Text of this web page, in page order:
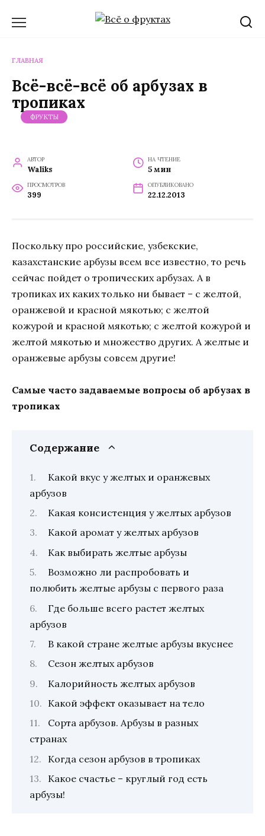
ГЛАВНАЯ
Всё-всё-всё об арбузах в
тропиках
ФРУКТЫ
АВТОР
Waliks
НА ЧТЕНИЕ
5 мин
ПРОСМОТРОВ
399
ОПУБЛИКОВАНО
22.12.2013
Поскольку про российские, узбекские,
казахстанские арбузы всем все известно, то речь
сейчас пойдет о тропических арбузах. А в
тропиках их каких только ни бывает – с желтой,
оранжевой и красной мякотью; с желтой
кожурой и красной мякотью; с желтой кожурой и
желтой мякотью и множество других. А желтые и
оранжевые арбузы совсем другие!
Самые часто задаваемые вопросы об арбузах в
тропиках
Содержание
Какой вкус у желтых и оранжевых
арбузов
Какая консистенция у желтых арбузов
Какой аромат у желтых арбузов
Как выбирать желтые арбузы
Возможно ли распробовать и
полюбить желтые арбузы с первого раза
Где больше всего растет желтых
арбузов
В какой стране желтые арбузы вкуснее
Сезон желтых арбузов
Калорийность желтых арбузов
Какой эффект оказывает на тело
Сорта арбузов. Арбузы в разных
странах
Когда сезон арбузов в тропиках
Какое счастье – круглый год есть
арбузы!